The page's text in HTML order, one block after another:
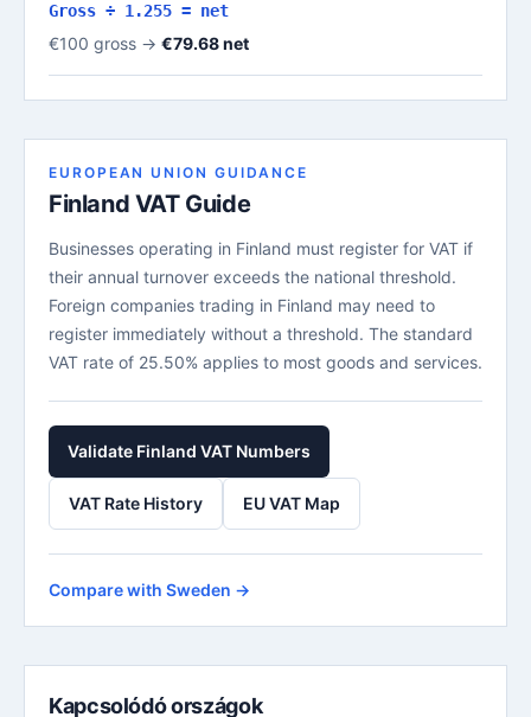
Gross ÷ 1.255 = net
€100 gross → €79.68 net
EUROPEAN UNION GUIDANCE
Finland VAT Guide
Businesses operating in Finland must register for VAT if
their annual turnover exceeds the national threshold.
Foreign companies trading in Finland may need to
register immediately without a threshold. The standard
VAT rate of 25.50% applies to most goods and services.
Validate Finland VAT Numbers
VAT Rate History EU VAT Map
Compare with Sweden →
Kapcsolódó országok